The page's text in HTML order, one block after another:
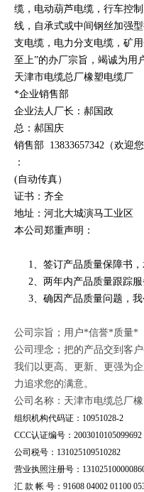
缆，电动葫芦电缆，行车控制
线，自承式或中间钢丝加强
支电缆，电力分支电缆，矿
至上”的办厂宗旨，竭诚为用
天津市电缆总厂橡塑电缆厂
*企业销售部
企业法人厂长：郝国政
总：郝国庆
销售部 13833657342 （欢迎
：
(自动传真）
证书：齐全
地址：河北大城演马工业区
本公司郑重声明：
1、签订产品质量保障书，
2、两年内产品质量跟踪服
3、确因产品质量问题，我
公司宗旨；用户*信誉*质量*
公司理念；把的产品交到客户
我们以更高、更新、更强为
力追求您的满意。
公司名称：天津市电缆总厂
组织机构代码证：10951028-2
CCC认证编号：2003010105099692
公司税号：131025109510282
营业执照注册号：
汇 款 帐 号：91608 04002 01100